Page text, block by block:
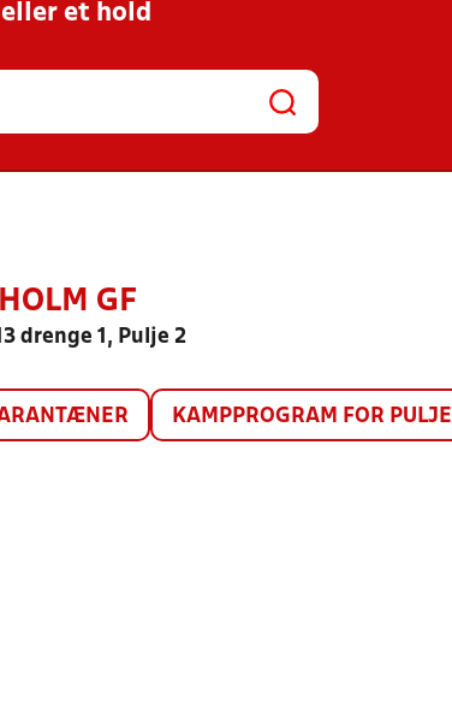
et hold
GF
drenge 1, Pulje 2
KAMPPROGRAM FOR PULJE